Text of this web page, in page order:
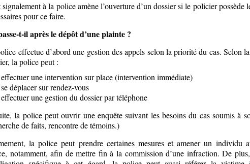
à la police amène l’ouverture d’un dossier si le policier possède
pour ce faire.
t-il après le dépôt d’une plainte ?
effectue d’abord une gestion des appels selon la priorité du cas. Selon
la police peut :
effectuer une intervention sur place (intervention immédiate)
se déplacer sur rendez-vous
effectuer une gestion du dossier par téléphone
la police peut ouvrir une enquête suivant les besoins du cas soumis à
de faits, rencontre de témoins.)
la police peut prendre certaines mesures et amener un individu
notamment, afin de mettre fin à la commission d’une infraction. De